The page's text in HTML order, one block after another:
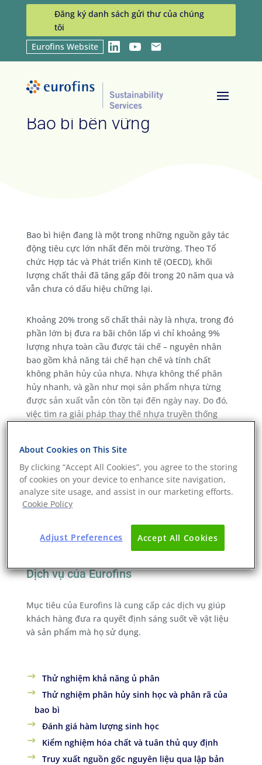
Đăng ký danh sách gửi thư của chúng
tôi
Eurofins Website
LinkedInYouTubeEmail
Home 9 Industries 9 Bao bì bền vững
Bao bì bền vững
Bao bì hiện đang là một trong những nguồn gây tác
động tiêu cực lớn nhất đến môi trường. Theo Tổ
chức Hợp tác và Phát triển Kinh tế (OECD), khối
lượng chất thải đã tăng gấp đôi trong 20 năm qua và
vẫn chưa có dấu hiệu chững lại.
Khoảng 20% trong số chất thải này là nhựa, trong đó
phần lớn bị đưa ra bãi chôn lấp vì chỉ khoảng 9%
lượng nhựa toàn cầu được tái chế – nguyên nhân
bao gồm khả năng tái chế hạn chế và tính chất
không phân hủy của nhựa. Nhựa không thể phân
hủy nhanh, và gần như mọi sản phẩm nhựa từng
được sản xuất vẫn còn tồn tại đến ngày nay. Do đó,
việc tìm ra giải pháp thay thế nhựa truyền thống
Việc sử dụng bao bì bằng giấy và bìa cứng được xem
là hướng đi bền vững hơn, vì chúng dễ tái chế và
phân hủy sinh học hơn. Tuy nhiên, loại bao bì này
cũng không tránh khỏi những rào cản về khả năng
tăng độ bền hoặc đảm bảo an toàn vệ sinh thực
phẩm.
Dịch vụ của Eurofins
Mục tiêu của Eurofins là cung cấp các dịch vụ giúp
khách hàng đưa ra quyết định sáng suốt về vật liệu
và sản phẩm mà họ sử dụng.
Thử nghiệm khả năng ủ phân
Thử nghiệm phân hủy sinh học và phân rã của
bao bì
Đánh giá hàm lượng sinh học
Kiểm nghiệm hóa chất và tuân thủ quy định
Truy xuất nguồn gốc nguyên liệu qua lập bản
About Cookies on This Site
By clicking “Accept All Cookies”, you agree to the storing
of cookies on your device to enhance site navigation,
analyze site usage, and assist in our marketing efforts.
Cookie Policy
Accept All Cookies
Adjust Preferences